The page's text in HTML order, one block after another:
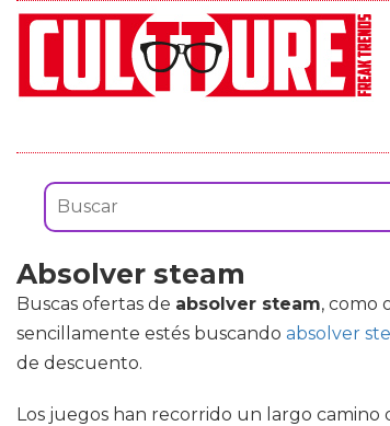
Absolver steam
Buscas ofertas de absolver steam, como
sencillamente estés buscando absolver
de descuento.
Los juegos han recorrido un largo camino